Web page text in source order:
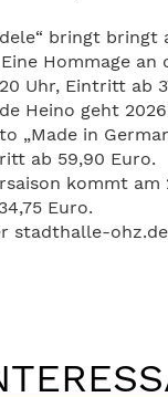
bringt
Hommage
Uhr, Eintritt ab
Heino geht
„Made in
ab 59,90 Euro.
kommt am
Euro.
stadthalle-ohz.de